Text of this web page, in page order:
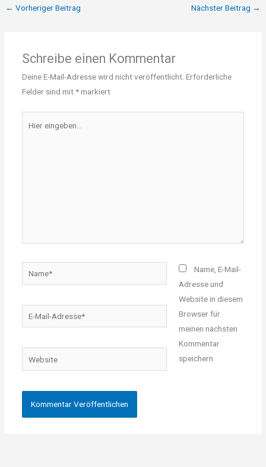
← Vorheriger Beitrag Nächster Beitrag →
Schreibe einen Kommentar
Deine E-Mail-Adresse wird nicht veröffentlicht. Erforderliche
Felder sind mit*markiert
eingeben…
Mail-
Website
Name, E-Mail-
Adresse und
Website in diesem
Browser für
meinen nächsten
Kommentar
speichern.